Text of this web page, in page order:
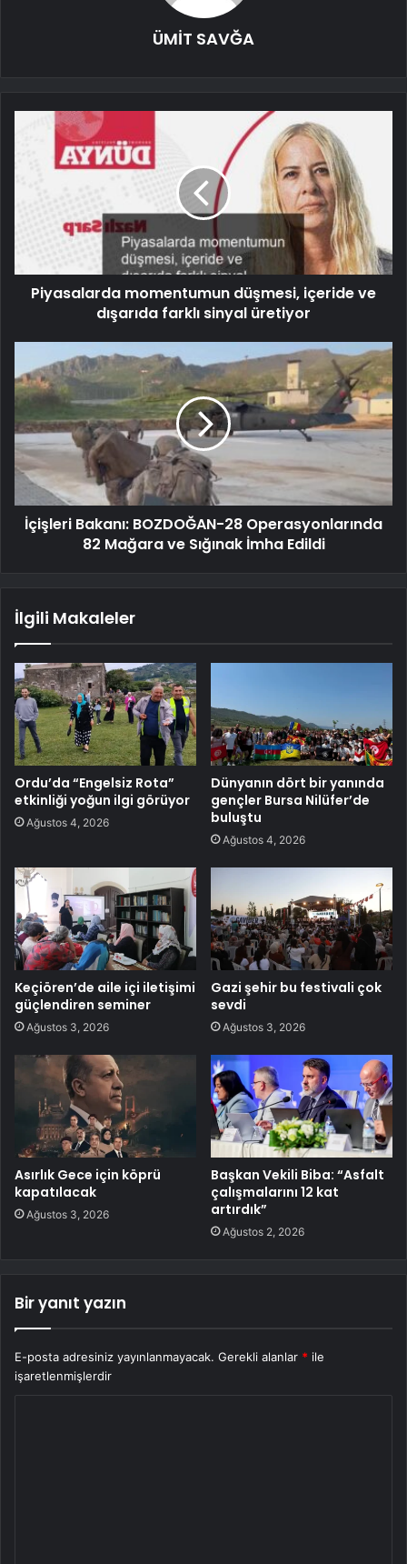
ÜMİT SAVĞA
Piyasalarda momentumun düşmesi, içeride ve
dışarıda farklı sinyal üretiyor
İçişleri Bakanı: BOZDOĞAN-28 Operasyonlarında
82 Mağara ve Sığınak İmha Edildi
İlgili Makaleler
Ordu’da “Engelsiz Rota”
etkinliği yoğun ilgi görüyor
Ağustos 4, 2026
Dünyanın dört bir yanında
gençler Bursa Nilüfer’de
buluştu
Ağustos 4, 2026
Keçiören’de aile içi iletişimi
güçlendiren seminer
Ağustos 3, 2026
Gazi şehir bu festivali çok
sevdi
Ağustos 3, 2026
Asırlık Gece için köprü
kapatılacak
Ağustos 3, 2026
Başkan Vekili Biba: “Asfalt
çalışmalarını 12 kat
artırdık”
Ağustos 2, 2026
Bir yanıt yazın
E-posta adresiniz yayınlanmayacak. Gerekli alanlar * ile
işaretlenmişlerdir